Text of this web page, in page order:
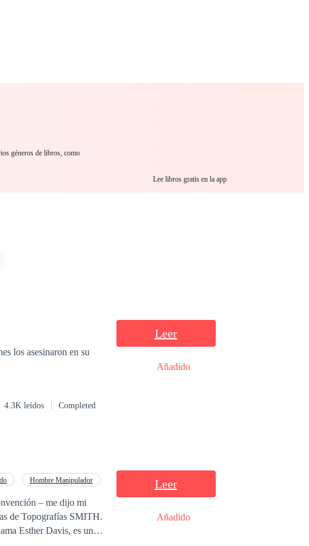
géneros de libros, como
Lee libros gratis en la app
los asesinaron en su
4.3K leídos Completed
Leer
Añadido
Hombre Manipulador
– me dijo mi
de Topografías SMITH.
Esther Davis, es una
Leer
Añadido